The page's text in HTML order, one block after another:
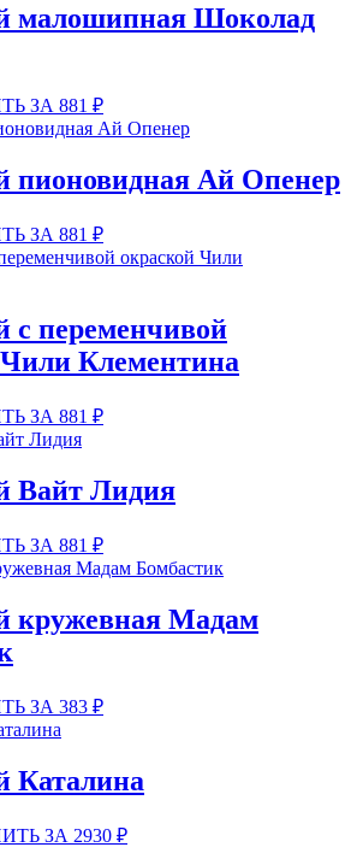
малошипная Шоколад
ЗА 881 ₽
пионовидная Ай Опенер
ЗА 881 ₽
с переменчивой
Клементина
ЗА 881 ₽
Вайт Лидия
ЗА 881 ₽
кружевная Мадам
ЗА 383 ₽
Каталина
ЗА 2930 ₽